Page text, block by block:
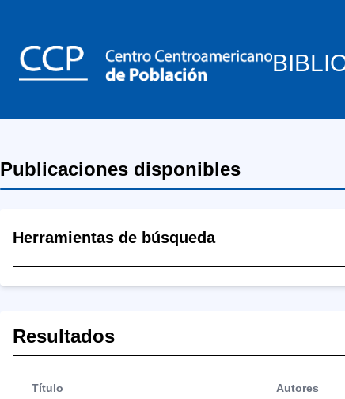
Publicaciones disponibles
Herramientas de búsqueda
Resultados
Título Autores